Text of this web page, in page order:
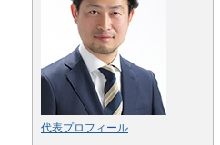
代表プロフィール